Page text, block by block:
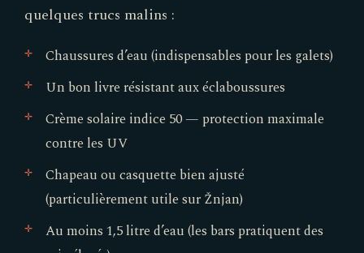
quelques trucs malins :
Chaussures d’eau (indispensables pour les galets)
Un bon livre résistant aux éclaboussures
Crème solaire indice 50 — protection maximale
contre les UV
Chapeau ou casquette bien ajusté
(particulièrement utile sur Žnjan)
Au moins 1,5 litre d’eau (les bars pratiquent des